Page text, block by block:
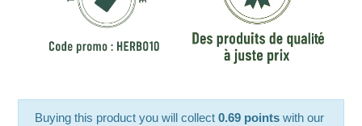
Buying this product you will collect0.69 points with our